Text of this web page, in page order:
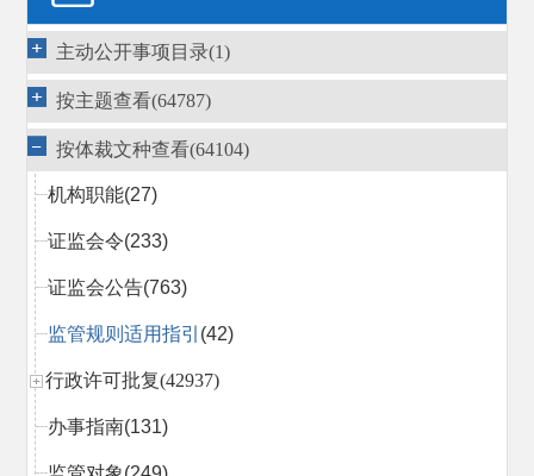
主动公开事项目录(1)
按主题查看(64787)
按体裁文种查看(64104)
机构职能(27)
证监会令(233)
证监会公告(763)
监管规则适用指引 (42)
行政许可批复(42937)
办事指南(131)